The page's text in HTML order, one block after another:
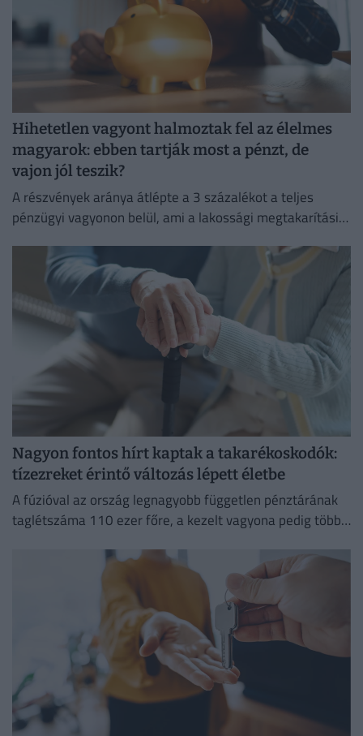
Hihetetlen vagyont halmoztak fel az élelmes
magyarok: ebben tartják most a pénzt, de
vajon jól teszik?
A részvények aránya átlépte a 3 százalékot a teljes
pénzügyi vagyonon belül, ami a lakossági megtakarítási
Nagyon fontos hírt kaptak a takarékoskodók:
tízezreket érintő változás lépett életbe
A fúzióval az ország legnagyobb független pénztárának
taglétszáma 110 ezer főre, a kezelt vagyona pedig több